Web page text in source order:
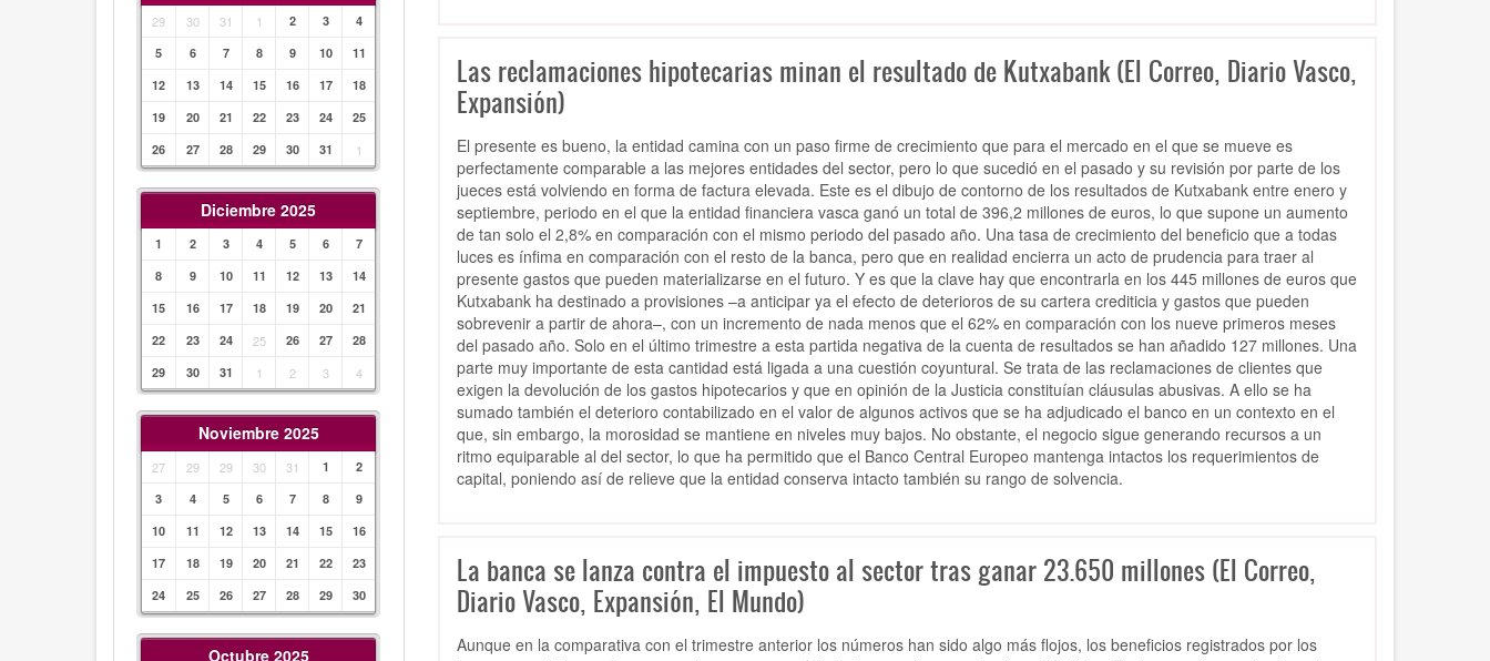
29 30 31 1 2 3
4
5
6 7 8 9 10
11
12
13 14 15 16 17
18
19
20 21 22 23 24
25
26
27 28 29 30 31 1
Diciembre 2025
1 2 3 4 5 6
7
8
9 10 11 12 13
14
15
16 17 18 19 20
21
22
23 24 25 26 27
28
29
30 31 1 2 3 4
Noviembre 2025
27 29 29 30 31 1
2
3
4 5 6 7 8
9
10
11 12 13 14 15
16
17
18 19 20 21 22
23
24
25 26 27 28 29 30
Octubre 2025
Las reclamaciones hipotecarias minan el resultado de Kutxabank (El Correo, Diario Vasco,
Expansión)
El presente es bueno, la entidad camina con un paso firme de crecimiento que para el mercado en el que se mueve es
perfectamente comparable a las mejores entidades del sector, pero lo que sucedió en el pasado y su revisión por parte de los
jueces está volviendo en forma de factura elevada. Este es el dibujo de contorno de los resultados de Kutxabank entre enero y
septiembre, periodo en el que la entidad financiera vasca ganó un total de 396,2 millones de euros, lo que supone un aumento
de tan solo el 2,8% en comparación con el mismo periodo del pasado año. Una tasa de crecimiento del beneficio que a todas
luces es ínfima en comparación con el resto de la banca, pero que en realidad encierra un acto de prudencia para traer al
presente gastos que pueden materializarse en el futuro. Y es que la clave hay que encontrarla en los 445 millones de euros que
Kutxabank ha destinado a provisiones –a anticipar ya el efecto de deterioros de su cartera crediticia y gastos que pueden
sobrevenir a partir de ahora–, con un incremento de nada menos que el 62% en comparación con los nueve primeros meses
del pasado año. Solo en el último trimestre a esta partida negativa de la cuenta de resultados se han añadido 127 millones. Una
parte muy importante de esta cantidad está ligada a una cuestión coyuntural. Se trata de las reclamaciones de clientes que
exigen la devolución de los gastos hipotecarios y que en opinión de la Justicia constituían cláusulas abusivas. A ello se ha
sumado también el deterioro contabilizado en el valor de algunos activos que se ha adjudicado el banco en un contexto en el
que, sin embargo, la morosidad se mantiene en niveles muy bajos. No obstante, el negocio sigue generando recursos a un
ritmo equiparable al del sector, lo que ha permitido que el Banco Central Europeo mantenga intactos los requerimientos de
capital, poniendo así de relieve que la entidad conserva intacto también su rango de solvencia.
La banca se lanza contra el impuesto al sector tras ganar 23.650 millones (El Correo,
Diario Vasco, Expansión, El Mundo)
Aunque en la comparativa con el trimestre anterior los números han sido algo más flojos, los beneficios registrados por los